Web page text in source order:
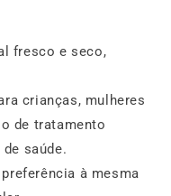
fresco e seco,
crianças, mulheres
de tratamento
saúde.
à mesma